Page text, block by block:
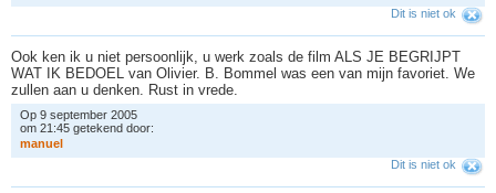
Dit is niet ok
Ook ken ik u niet persoonlijk, u werk zoals de film ALS JE BEGRIJPT
WAT IK BEDOEL van Olivier. B. Bommel was een van mijn favoriet. We
zullen aan u denken. Rust in vrede.
Op 9 september 2005
om 21:45 getekend door:
manuel
Dit is niet ok